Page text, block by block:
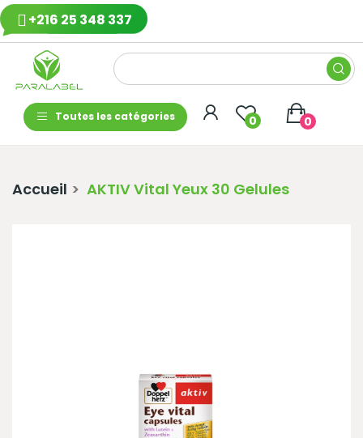
+216 25 348 337
Toutes les catégories 0 0
Accueil AKTIV Vital Yeux 30 Gelules